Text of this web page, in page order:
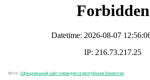
Фото: Официальный сайт президента республики Казахстан